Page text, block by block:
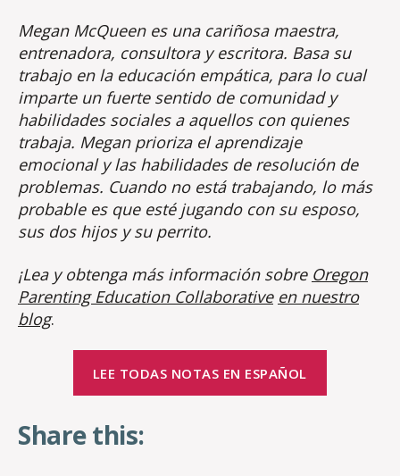
Megan McQueen es una cariñosa maestra,
entrenadora, consultora y escritora. Basa su
trabajo en la educación empática, para lo cual
imparte un fuerte sentido de comunidad y
habilidades sociales a aquellos con quienes
trabaja. Megan prioriza el aprendizaje
emocional y las habilidades de resolución de
problemas. Cuando no está trabajando, lo más
probable es que esté jugando con su esposo,
sus dos hijos y su perrito.
¡Lea y obtenga más información sobre Oregon
Parenting Education Collaborative en nuestro
blog.
LEE TODAS NOTAS EN ESPAÑOL
Share this: